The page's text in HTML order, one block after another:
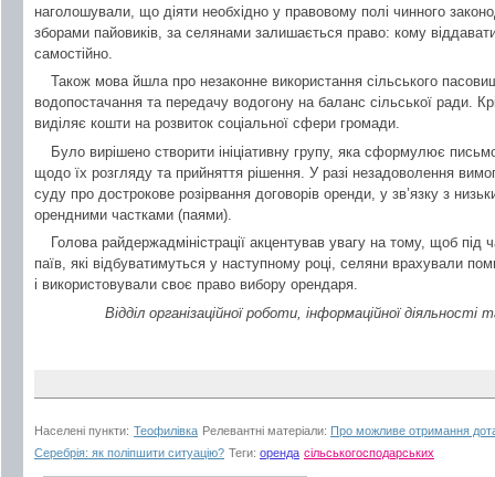
наголошували, що діяти необхідно у правовому полі чинного
зборами пайовиків, за селянами залишається право: кому
самостійно.
Також мова йшла про незаконне використання сільського
водопостачання та передачу водогону на баланс сільської ради.
виділяє кошти на розвиток соціальної сфери громади.
Було вирішено створити ініціативну групу, яка сформулює
щодо їх розгляду та прийняття рішення. У разі незадоволення
суду про дострокове розірвання договорів оренди, у зв’язку з
орендними частками (паями).
Голова райдержадміністрації акцентував увагу на тому, щоб під
паїв, які відбуватимуться у наступному році, селяни врахували
і використовували своє право вибору орендаря.
Відділ організаційної роботи, інформаційної
Населені пункти: Теофилівка Релевантні матеріали: Про можливе отримання
Серебрія: як поліпшити ситуацію? Теги: оренда сільськогосподарських